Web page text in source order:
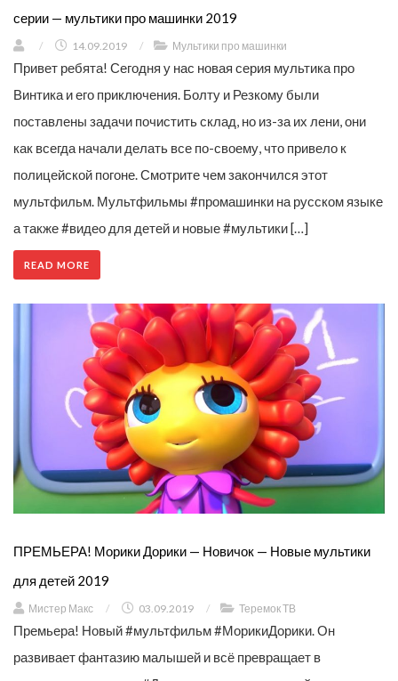
серии — мультики про машинки 2019
/ 14.09.2019 / Мультики про машинки
Привет ребята! Сегодня у нас новая серия мультика про
Винтика и его приключения. Болту и Резкому были
поставлены задачи почистить склад, но из-за их лени, они
как всегда начали делать все по-своему, что привело к
полицейской погоне. Смотрите чем закончился этот
мультфильм. Мультфильмы #промашинки на русском языке
а также #видео для детей и новые #мультики […]
READ MORE
ПРЕМЬЕРА! Морики Дорики — Новичок — Новые мультики
для детей 2019
Мистер Макс / 03.09.2019 / Теремок ТВ
Премьера! Новый #мультфильм #Мо­рикиДо­рики. Он
развивает фантазию малышей и всё превращает в